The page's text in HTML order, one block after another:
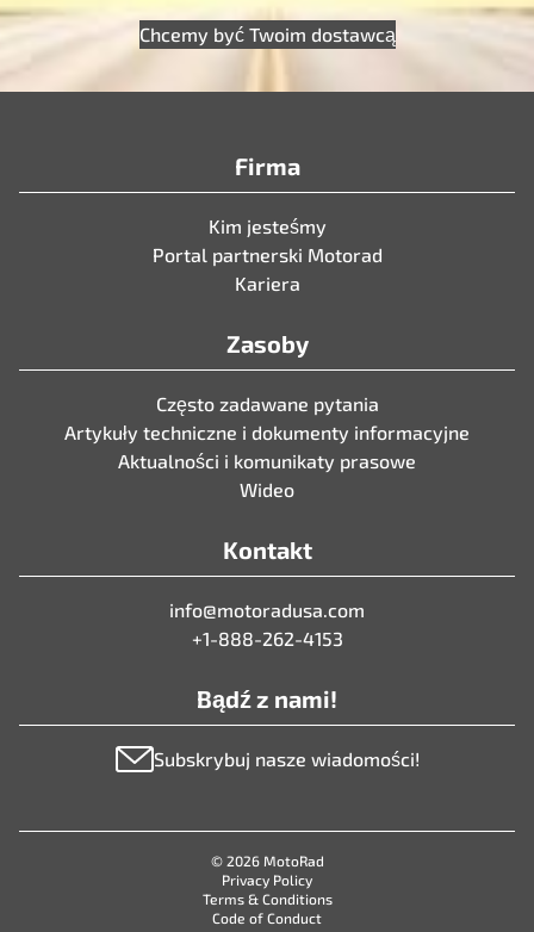
Chcemy być Twoim dostawcą
Firma
Kim jesteśmy
Portal partnerski Motorad
Kariera
Zasoby
Często zadawane pytania
Artykuły techniczne i dokumenty informacyjne
Aktualności i komunikaty prasowe
Wideo
Kontakt
info@motoradusa.com
+1-888-262-4153
Bądź z nami!
Subskrybuj nasze wiadomości!
© 2026 MotoRad
Privacy Policy
Terms & Conditions
Code of Conduct